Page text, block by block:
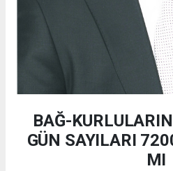
BAĞ-
GÜN SAYILARI
MI